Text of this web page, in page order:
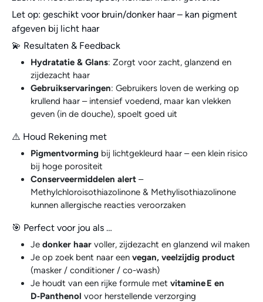
Let op: geschikt voor bruin/donker haar – kan pigment
afgeven bij licht haar
💫 Resultaten & Feedback
Hydratatie & Glans: Zorgt voor zacht, glanzend en
zijdezacht haar
Gebruikservaringen: Gebruikers loven de werking op
krullend haar – intensief voedend, maar kan vlekken
geven (in de douche), spoelt goed uit
⚠️ Houd Rekening met
Pigmentvorming bij lichtgekleurd haar – een klein risico
bij hoge porositeit
Conserveermiddelen alert –
Methylchloroisothiazolinone & Methylisothiazolinone
kunnen allergische reacties veroorzaken
🎯 Perfect voor jou als …
Je donker haar voller, zijdezacht en glanzend wil maken
Je op zoek bent naar een vegan, veelzijdig product
(masker / conditioner / co-wash)
Je houdt van een rijke formule met vitamine E en
D‑Panthenol voor herstellende verzorging